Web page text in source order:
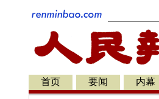
首页 要闻 内幕